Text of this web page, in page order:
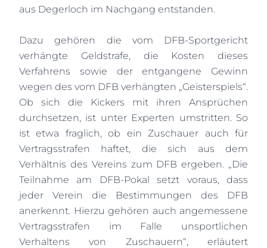
aus Degerloch im Nachgang entstanden.
Dazu gehören die vom DFB-Sportgericht
verhängte Geldstrafe, die Kosten dieses
Verfahrens sowie der entgangene Gewinn
wegen des vom DFB verhängten „Geisterspiels“.
Ob sich die Kickers mit ihren Ansprüchen
durchsetzen, ist unter Experten umstritten. So
ist etwa fraglich, ob ein Zuschauer auch für
Vertragsstrafen haftet, die sich aus dem
Verhältnis des Vereins zum DFB ergeben. „Die
Teilnahme am DFB-Pokal setzt voraus, dass
jeder Verein die Bestimmungen des DFB
anerkennt. Hierzu gehören auch angemessene
Vertragsstrafen im Falle unsportlichen
Verhaltens von Zuschauern“, erläutert